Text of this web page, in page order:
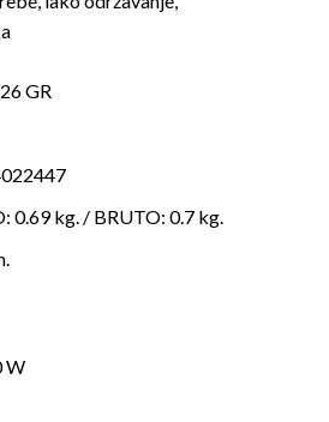
GR
0.69 kg. / BRUTO: 0.7 kg.
W